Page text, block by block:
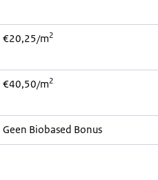
€20,25/m2
€40,50/m2
Geen Biobased Bonus